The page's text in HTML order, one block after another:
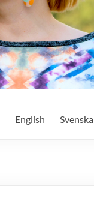
English Svenska